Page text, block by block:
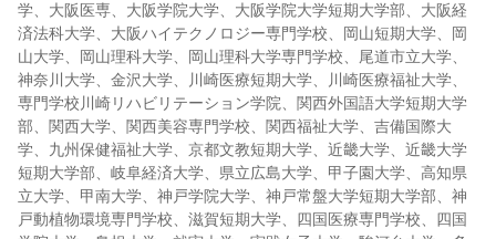
学、大阪医専、大阪学院大学、大阪学院大学短期大学部、大阪経
済法科大学、大阪ハイテクノロジー専門学校、岡山短期大学、岡
山大学、岡山理科大学、岡山理科大学専門学校、尾道市立大学、
神奈川大学、金沢大学、川崎医療短期大学、川崎医療福祉大学、
専門学校川崎リハビリテーション学院、関西外国語大学短期大学
部、関西大学、関西美容専門学校、関西福祉大学、吉備国際大
学、九州保健福祉大学、京都文教短期大学、近畿大学、近畿大学
短期大学部、岐阜経済大学、県立広島大学、甲子園大学、高知県
立大学、甲南大学、神戸学院大学、神戸常盤大学短期大学部、神
戸動植物環境専門学校、滋賀短期大学、四国医療専門学校、四国